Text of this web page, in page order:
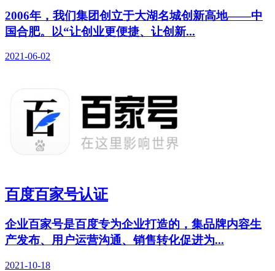
2006年，我们集团创立于大湖名城创新高地——中
国合肥。以“让创业更便捷、让创新...
2021-06-02
百度百家号认证
企业百家号是百度专为企业打造的，集品牌内容生
产发布、用户运营沟通、销售转化促进为...
2021-10-18